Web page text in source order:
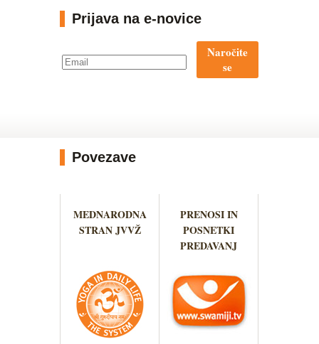
Prijava na e-novice
Naročite
se
Povezave
MEDNARODNA
STRAN JVVŽ
PRENOSI IN
POSNETKI
PREDAVANJ